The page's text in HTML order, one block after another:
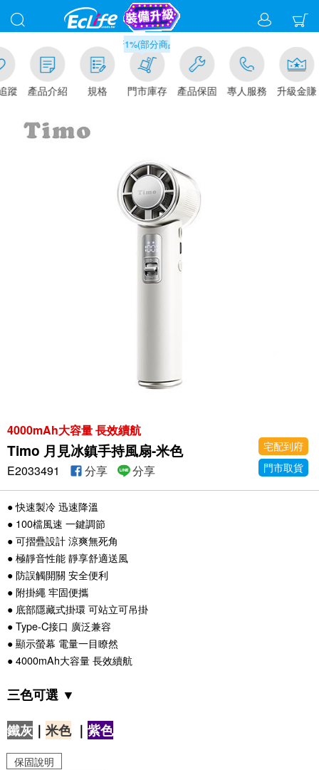
蹤 產品介紹 規格
滿千元門市取貨現折1%(部分商品不適用)-請點我看
門市庫存 產品保固 專人服務 升級金賺
4000mAh大容量 長效續航
Timo 月見冰鎮手持風扇-米色
宅配到府
門市取貨
E2033491 分享 分享
● 快速製冷 迅速降溫
● 100檔風速 一鍵調節
● 可摺疊設計 涼爽無死角
● 極靜音性能 靜享舒適送風
● 防誤觸開關 安全便利
● 附掛繩 牢固便攜
● 底部隱藏式掛環 可站立可吊掛
● Type-C接口 廣泛兼容
● 顯示螢幕 電量一目瞭然
● 4000mAh大容量 長效續航
三色可選 ▼
鐵灰 ｜ 米色｜ 紫色
保固說明